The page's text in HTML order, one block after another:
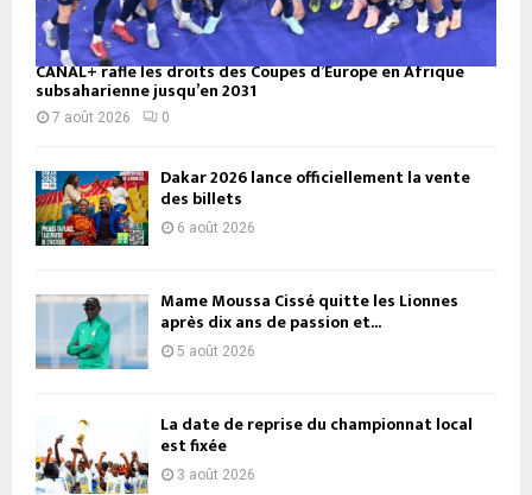
CANAL+ rafle les droits des Coupes d’Europe en Afrique
subsaharienne jusqu’en 2031
7 août 2026 0
Dakar 2026 lance officiellement la vente
des billets
6 août 2026
Mame Moussa Cissé quitte les Lionnes
après dix ans de passion et...
5 août 2026
La date de reprise du championnat local
est fixée
3 août 2026